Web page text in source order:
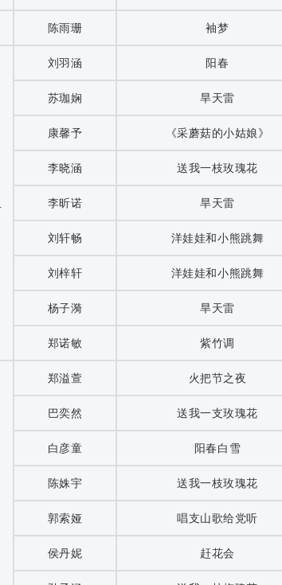
陈雨珊 袖梦
刘羽涵 阳春
苏珈娴 旱天雷
康馨予 《采蘑菇的小姑娘》
李晓涵 送我一枝玫瑰花
李昕诺 旱天雷
刘轩畅 洋娃娃和小熊跳舞
刘梓轩 洋娃娃和小熊跳舞
杨子漪 旱天雷
郑诺敏 紫竹调
郑溢萱 火把节之夜
巴奕然 送我一支玫瑰花
白彦童 阳春白雪
陈姝宇 送我一枝玫瑰花
郭索娅 唱支山歌给党听
侯丹妮 赶花会